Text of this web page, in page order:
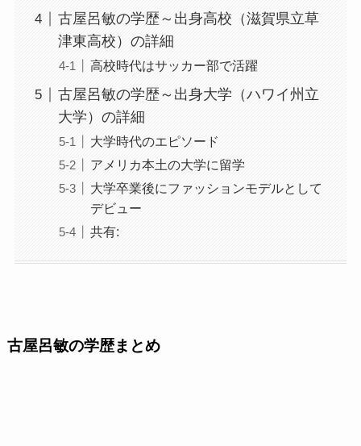
古屋呂敏の学歴～出身高校（滋賀県立草
津東高校）の詳細
高校時代はサッカー部で活躍
古屋呂敏の学歴～出身大学（ハワイ州立
大学）の詳細
大学時代のエピソード
アメリカ本土の大学に留学
大学卒業後にファッションモデルとして
デビュー
共有:
古屋呂敏の学歴まとめ